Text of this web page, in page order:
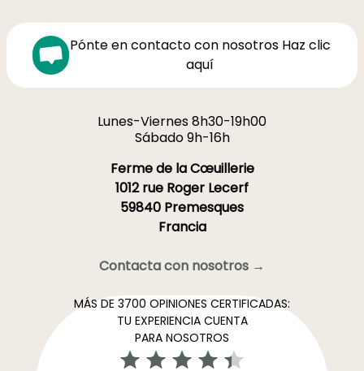
Pónte en contacto con nosotros Haz clic
aquí
Lunes-Viernes 8h30-19h00
Sábado 9h-16h
Ferme de la Cœuillerie
1012 rue Roger Lecerf
59840 Premesques
Francia
Contacta con nosotros →
MÁS DE 3700 OPINIONES CERTIFICADAS:
TU EXPERIENCIA CUENTA
PARA NOSOTROS